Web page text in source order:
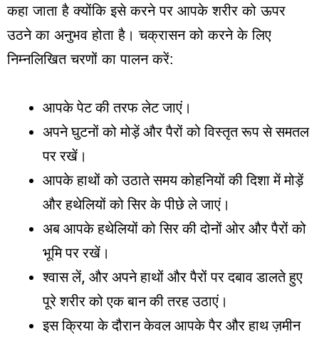
कहा जाता है क्योंकि इसे करने पर आपके शरीर को ऊपर
उठने का अनुभव होता है। चक्रासन को करने के लिए
निम्नलिखित चरणों का पालन करें:
आपके पेट की तरफ लेट जाएं।
अपने घुटनों को मोड़ें और पैरों को विस्तृत रूप से समतल
पर रखें।
आपके हाथों को उठाते समय कोहनियों की दिशा में मोड़ें
और हथेलियों को सिर के पीछे ले जाएं।
अब आपके हथेलियों को सिर की दोनों ओर और पैरों को
भूमि पर रखें।
श्वास लें, और अपने हाथों और पैरों पर दबाव डालते हुए
पूरे शरीर को एक बान की तरह उठाएं।
इस क्रिया के दौरान केवल आपके पैर और हाथ ज़मीन